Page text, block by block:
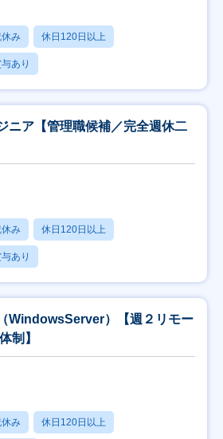
み 休日120日以上
あり
ニア【管理職候補／完全週休二
み 休日120日以上
あり
WindowsServer）【週２リモー
制】
み 休日120日以上